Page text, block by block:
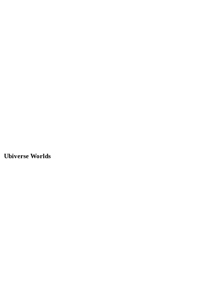
Ubiverse Worlds